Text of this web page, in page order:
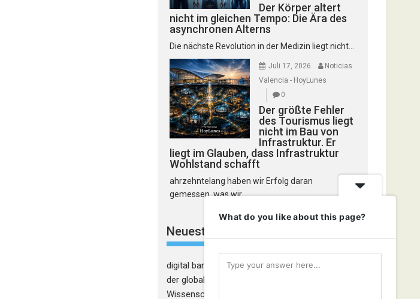
Der Körper altert
nicht im gleichen Tempo: Die Ära des
asynchronen Alterns
Die nächste Revolution in der Medizin liegt nicht...
Juli 17, 2026
Noticias
Valencia - HoyLunes
0
Der größte Fehler
des Tourismus liegt
nicht im Bau von
Infrastruktur. Er
liegt im Glauben, dass Infrastruktur
Wohlstand schafft
ahrzehntelang haben wir Erfolg daran
gemessen, was wir...
Neueste Kommentare
digital banking zuDie Glaubwürdigkeitskrise in
der globalen Kosmetikindustrie: Wenn
Wissenschaft nicht mehr ausreicht, um den
What do you like about this page?